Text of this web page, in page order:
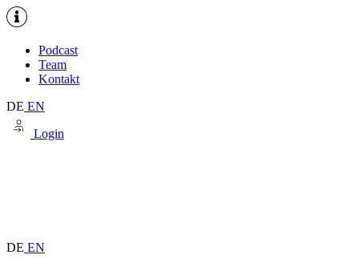
Podcast
Team
Kontakt
DE EN
Login
DE EN